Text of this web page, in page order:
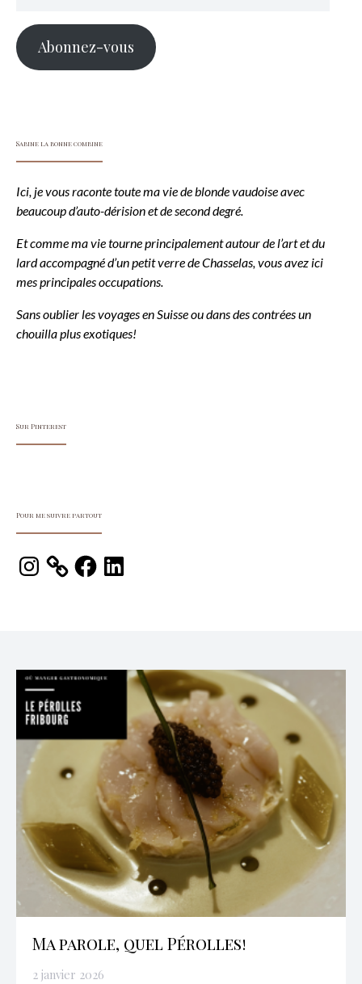
Abonnez-vous
Sabine la bonne combine
Ici, je vous raconte toute ma vie de blonde vaudoise avec
beaucoup d’auto-dérision et de second degré.
Et comme ma vie tourne principalement autour de l’art et du
lard accompagné d’un petit verre de Chasselas, vous avez ici
mes principales occupations.
Sans oublier les voyages en Suisse ou dans des contrées un
chouilla plus exotiques!
Sur Pinterest
Pour me suivre partout
Instagram FacebookLinkedIn
Ma parole, quel Pérolles!
2 janvier 2026